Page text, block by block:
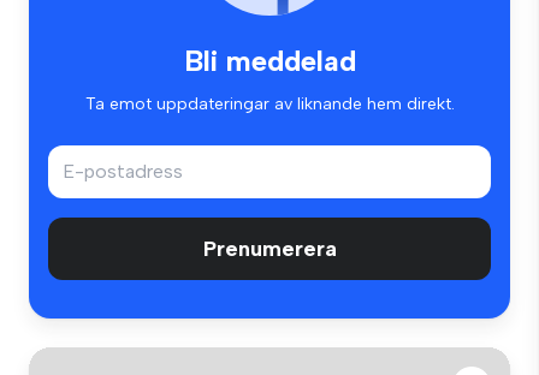
Bli meddelad
Ta emot uppdateringar av liknande hem direkt.
Prenumerera